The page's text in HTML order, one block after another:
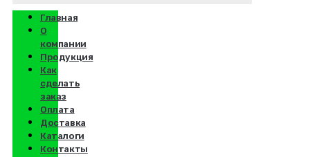
Главная
О
компании
Продукция
Как
сделать
заказ
Оплата
Доставка
Каталоги
Контакты